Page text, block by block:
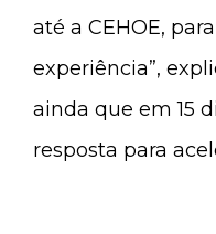
até a CEHOE,
experiência”,
ainda que em 15
resposta para